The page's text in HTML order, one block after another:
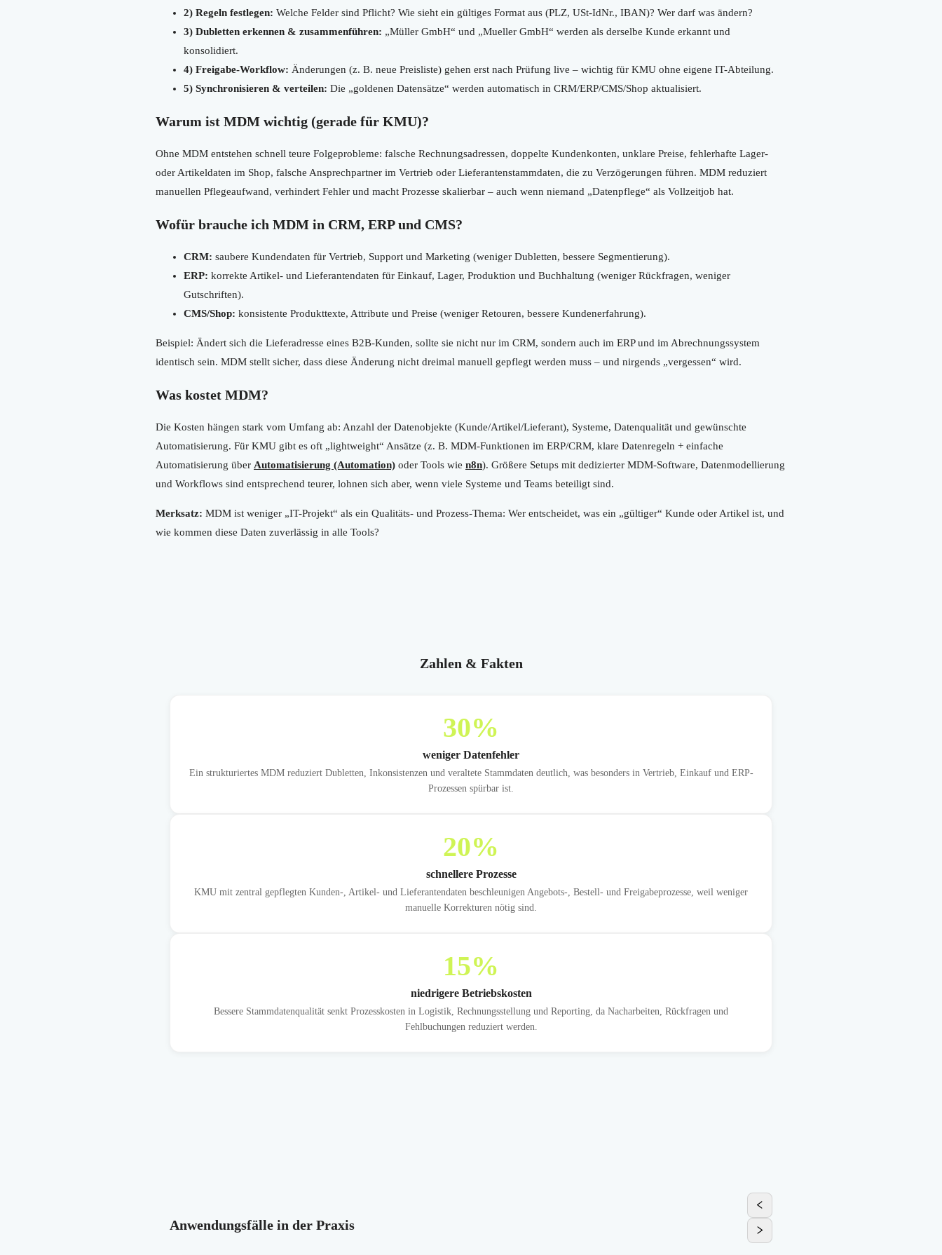
2) Regeln festlegen: Welche Felder sind Pflicht? Wie sieht ein gültiges Format aus (PLZ, USt-IdNr., IBAN)? Wer darf was ändern?
3) Dubletten erkennen & zusammenführen: „Müller GmbH“ und „Mueller GmbH“ werden als derselbe Kunde erkannt und
konsolidiert.
4) Freigabe-Workflow: Änderungen (z. B. neue Preisliste) gehen erst nach Prüfung live – wichtig für KMU ohne eigene IT-Abteilung.
5) Synchronisieren & verteilen: Die „goldenen Datensätze“ werden automatisch in CRM/ERP/CMS/Shop aktualisiert.
Warum ist MDM wichtig (gerade für KMU)?
Ohne MDM entstehen schnell teure Folgeprobleme: falsche Rechnungsadressen, doppelte Kundenkonten, unklare Preise, fehlerhafte Lager-
oder Artikeldaten im Shop, falsche Ansprechpartner im Vertrieb oder Lieferantenstammdaten, die zu Verzögerungen führen. MDM reduziert
manuellen Pflegeaufwand, verhindert Fehler und macht Prozesse skalierbar – auch wenn niemand „Datenpflege“ als Vollzeitjob hat.
Wofür brauche ich MDM in CRM, ERP und CMS?
CRM: saubere Kundendaten für Vertrieb, Support und Marketing (weniger Dubletten, bessere Segmentierung).
ERP: korrekte Artikel- und Lieferantendaten für Einkauf, Lager, Produktion und Buchhaltung (weniger Rückfragen, weniger
Gutschriften).
CMS/Shop: konsistente Produkttexte, Attribute und Preise (weniger Retouren, bessere Kundenerfahrung).
Beispiel: Ändert sich die Lieferadresse eines B2B-Kunden, sollte sie nicht nur im CRM, sondern auch im ERP und im Abrechnungssystem
identisch sein. MDM stellt sicher, dass diese Änderung nicht dreimal manuell gepflegt werden muss – und nirgends „vergessen“ wird.
Was kostet MDM?
Die Kosten hängen stark vom Umfang ab: Anzahl der Datenobjekte (Kunde/Artikel/Lieferant), Systeme, Datenqualität und gewünschte
Automatisierung. Für KMU gibt es oft „lightweight“ Ansätze (z. B. MDM-Funktionen im ERP/CRM, klare Datenregeln + einfache
Automatisierung über Automatisierung (Automation) oder Tools wie n8n). Größere Setups mit dedizierter MDM-Software, Datenmodellierung
und Workflows sind entsprechend teurer, lohnen sich aber, wenn viele Systeme und Teams beteiligt sind.
Merksatz: MDM ist weniger „IT-Projekt“ als ein Qualitäts- und Prozess-Thema: Wer entscheidet, was ein „gültiger“ Kunde oder Artikel ist, und
wie kommen diese Daten zuverlässig in alle Tools?
Zahlen & Fakten
30%
weniger Datenfehler
Ein strukturiertes MDM reduziert Dubletten, Inkonsistenzen und veraltete Stammdaten deutlich, was besonders in Vertrieb, Einkauf und ERP-
Prozessen spürbar ist.
20%
schnellere Prozesse
KMU mit zentral gepflegten Kunden-, Artikel- und Lieferantendaten beschleunigen Angebots-, Bestell- und Freigabeprozesse, weil weniger
manuelle Korrekturen nötig sind.
15%
niedrigere Betriebskosten
Bessere Stammdatenqualität senkt Prozesskosten in Logistik, Rechnungsstellung und Reporting, da Nacharbeiten, Rückfragen und
Fehlbuchungen reduziert werden.
Anwendungsfälle in der Praxis